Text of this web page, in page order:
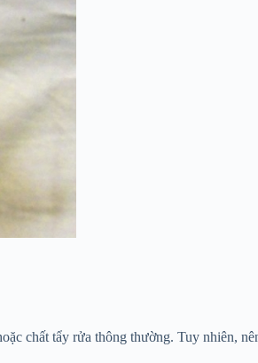
chất tẩy rửa thông thường. Tuy nhiên,